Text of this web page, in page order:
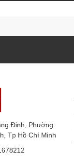
Định, Phường
Tp Hồ Chí Minh